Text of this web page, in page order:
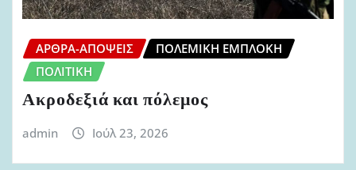
ΆΡΘΡΑ-ΑΠΌΨΕΙΣ
ΠΟΛΕΜΙΚΉ ΕΜΠΛΟΚΉ
ΠΟΛΙΤΙΚΉ
Ακροδεξιά και πόλεμος
admin Ιούλ 23, 2026